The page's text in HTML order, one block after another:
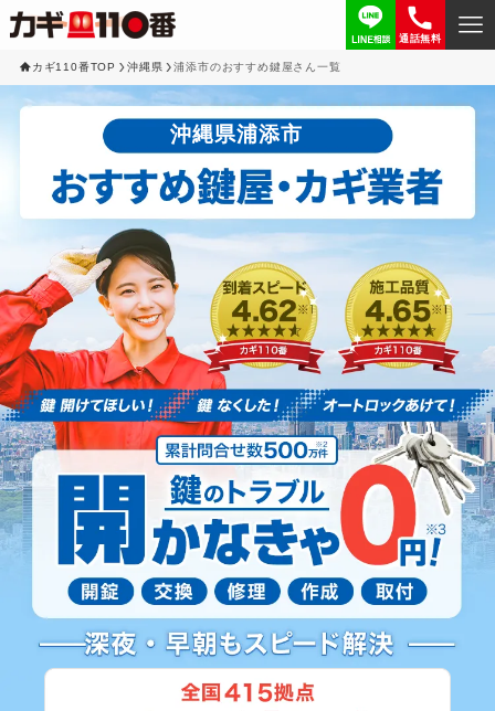
通話無料
カギ110番TOP 沖縄県 浦添市のおすすめ鍵屋さん一覧
沖縄県浦添市